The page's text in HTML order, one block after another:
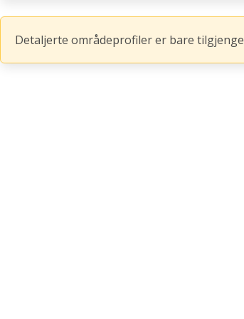
Detaljerte områdeprofiler er bare